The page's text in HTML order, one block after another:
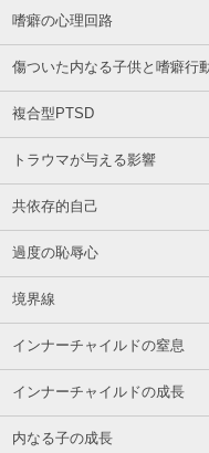
嗜癖の心理回路
傷ついた内なる子供と嗜癖行
複合型PTSD
トラウマが与える影響
共依存的自己
過度の恥辱心
境界線
インナーチャイルドの窒息
インナーチャイルドの成長
内なる子の成長